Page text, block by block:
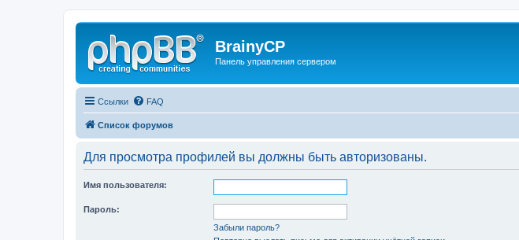
BrainyCP
Панель управления сервером
Ссылки FAQ
Список форумов
Для просмотра профилей вы должны быть авторизованы.
Имя пользователя:
Пароль:
Забыли пароль?